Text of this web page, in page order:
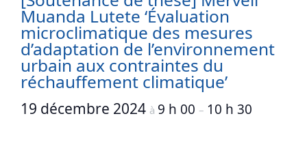
Muanda Lutete ‘Évaluation
microclimatique des mesures
d’adaptation de l’environnement
urbain aux contraintes du
réchauffement climatique’
19 décembre 2024 à 9 h 00 – 10 h 30